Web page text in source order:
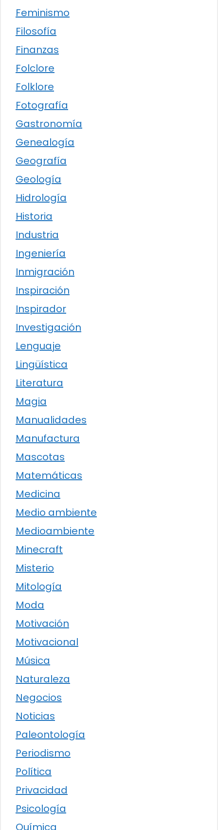
Feminismo
Filosofía
Finanzas
Folclore
Folklore
Fotografía
Gastronomía
Genealogía
Geografía
Geología
Hidrología
Historia
Industria
Ingeniería
Inmigración
Inspiración
Inspirador
Investigación
Lenguaje
Lingüística
Literatura
Magia
Manualidades
Manufactura
Mascotas
Matemáticas
Medicina
Medio ambiente
Medioambiente
Minecraft
Misterio
Mitología
Moda
Motivación
Motivacional
Música
Naturaleza
Negocios
Noticias
Paleontología
Periodismo
Política
Privacidad
Psicología
Química